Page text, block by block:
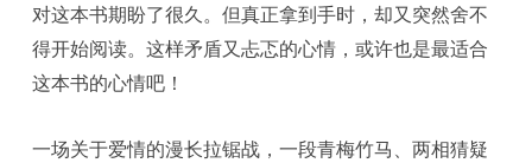
对这本书期盼了很久。但真正拿到手时，却又突然舍不
得开始阅读。这样矛盾又忐忑的心情，或许也是最适合
这本书的心情吧！
一场关于爱情的漫长拉锯战，一段青梅竹马、两相猜疑